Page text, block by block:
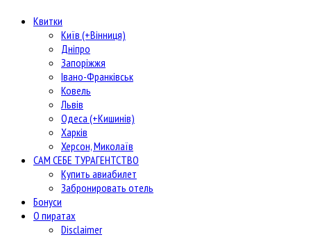
Квитки
Київ (+Вінниця)
Дніпро
Запоріжжя
Івано-Франківськ
Ковель
Львів
Одеса (+Кишинів)
Харків
Херсон, Миколаїв
САМ СЕБЕ ТУРАГЕНТСТВО
Купить авиабилет
Забронировать отель
Бонуси
О пиратах
Disclaimer